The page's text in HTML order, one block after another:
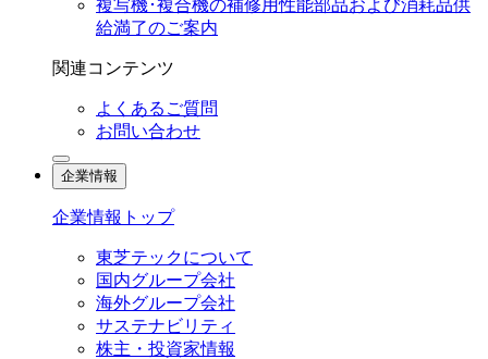
複写機･複合機の補修用性能部品および消耗品供
給満了のご案内
関連コンテンツ
よくあるご質問
お問い合わせ
企業情報
企業情報トップ
東芝テックについて
国内グループ会社
海外グループ会社
サステナビリティ
株主・投資家情報